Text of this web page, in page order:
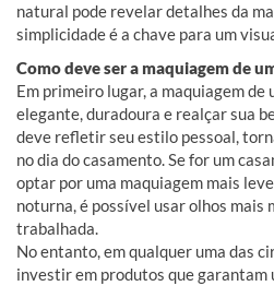
natural pode revelar detalhes da
simplicidade é a chave para um
Como deve ser a maquiagem de
Em primeiro lugar, a maquiagem de
elegante, duradoura e realçar sua
deve refletir seu estilo pessoal,
no dia do casamento. Se for um
optar por uma maquiagem mais
noturna, é possível usar olhos mais
trabalhada.
No entanto, em qualquer uma das
investir em produtos que garantam